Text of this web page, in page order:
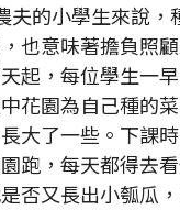
的小學生來說，
也意味著擔負照
起，每位學生一
花園為自己種的
大了一些。下課
跑，每天都得去
否又長出小瓠瓜